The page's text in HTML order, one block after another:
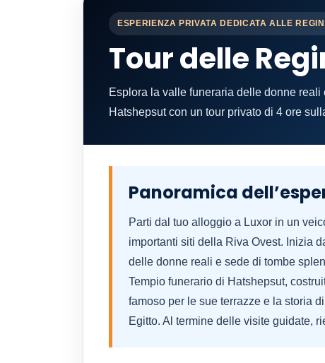
ESPERIENZA PRIVATA DEDICATA ALLE
Tour delle
Esplora la valle funeraria delle donne
Hatshepsut con un tour privato di 4 ore
Panoramica
Parti dal tuo alloggio a Luxor in un
importanti siti della Riva Ovest. Inizia
delle donne reali e sede di tombe
Tempio funerario di Hatshepsut,
famoso per le sue terrazze e la storia
Egitto. Al termine delle visite guidate,